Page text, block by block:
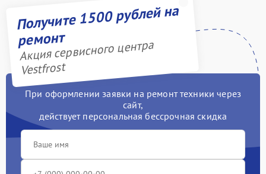
Получите 1500 рублей на
ремонт
Акция сервисного центра
Vestfrost
При оформлении заявки на ремонт техники через
сайт,
действует персональная бессрочная скидка